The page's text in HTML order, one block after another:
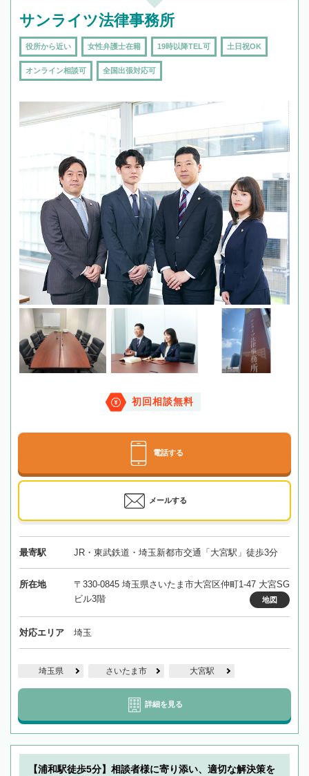
サンライツ法律事務所
役所から近い 女性弁護士在籍 19時以降TEL可 土日祝OK
オンライン相談可 全国出張対応可
初回相談無料
電話する
メールする
最寄駅 JR・東武鉄道・埼玉新都市交通「大宮駅」徒歩3分
所在地
〒330-0845 埼玉県さいたま市大宮区仲町1-47 大宮SG
ビル3階
地図
対応エリア 埼玉
埼玉県 さいたま市 大宮駅
詳細を見る
【浦和駅徒歩5分】相談者様に寄り添い、適切な解決策を